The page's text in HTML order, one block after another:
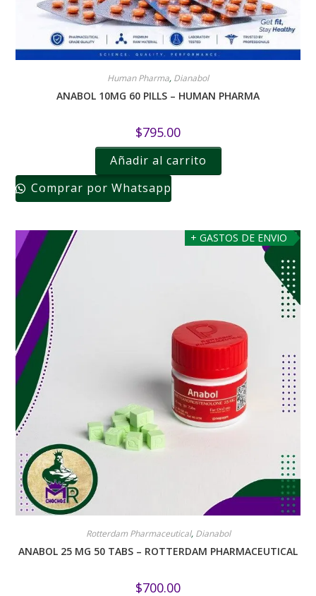
Human Pharma, Dianabol
ANABOL 10MG 60 PILLS – HUMAN PHARMA
$795.00
Añadir al carrito
Comprar por Whatsapp
+ GASTOS DE ENVIO
Rotterdam Pharmaceutical, Dianabol
ANABOL 25 MG 50 TABS – ROTTERDAM PHARMACEUTICAL
$700.00